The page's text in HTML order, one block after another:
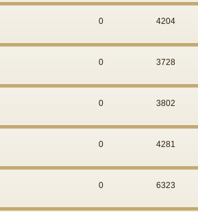
0 4204
0 3728
0 3802
0 4281
0 6323